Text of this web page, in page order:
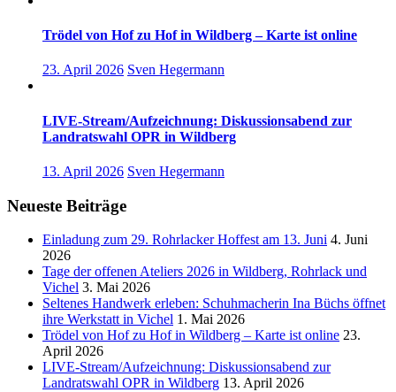
Trödel von Hof zu Hof in Wildberg – Karte ist online
23. April 2026 Sven Hegermann
LIVE-Stream/Aufzeichnung: Diskussionsabend zur
Landratswahl OPR in Wildberg
13. April 2026 Sven Hegermann
Neueste Beiträge
Einladung zum 29. Rohrlacker Hoffest am 13. Juni 4. Juni
2026
Tage der offenen Ateliers 2026 in Wildberg, Rohrlack und
Vichel 3. Mai 2026
Seltenes Handwerk erleben: Schuhmacherin Ina Büchs öffnet
ihre Werkstatt in Vichel 1. Mai 2026
Trödel von Hof zu Hof in Wildberg – Karte ist online 23.
April 2026
LIVE-Stream/Aufzeichnung: Diskussionsabend zur
Landratswahl OPR in Wildberg 13. April 2026